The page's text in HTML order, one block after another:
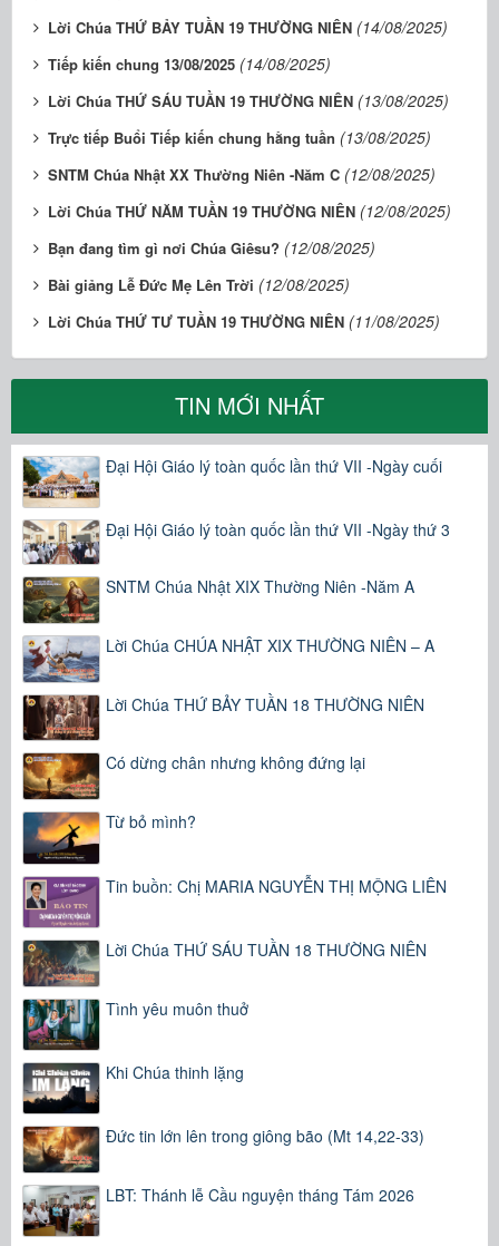
Lời Chúa THỨ BẢY TUẦN 19 THƯỜNG NIÊN (14/08/2025)
Tiếp kiến chung 13/08/2025 (14/08/2025)
Lời Chúa THỨ SÁU TUẦN 19 THƯỜNG NIÊN (13/08/2025)
Trực tiếp Buổi Tiếp kiến chung hằng tuần (13/08/2025)
SNTM Chúa Nhật XX Thường Niên -Năm C (12/08/2025)
Lời Chúa THỨ NĂM TUẦN 19 THƯỜNG NIÊN (12/08/2025)
Bạn đang tìm gì nơi Chúa Giêsu? (12/08/2025)
Bài giảng Lễ Đức Mẹ Lên Trời (12/08/2025)
Lời Chúa THỨ TƯ TUẦN 19 THƯỜNG NIÊN (11/08/2025)
TIN MỚI NHẤT
Đại Hội Giáo lý toàn quốc lần thứ VII -Ngày cuối
Đại Hội Giáo lý toàn quốc lần thứ VII -Ngày thứ 3
SNTM Chúa Nhật XIX Thường Niên -Năm A
Lời Chúa CHÚA NHẬT XIX THƯỜNG NIÊN – A
Lời Chúa THỨ BẢY TUẦN 18 THƯỜNG NIÊN
Có dừng chân nhưng không đứng lại
Từ bỏ mình?
Tin buồn: Chị MARIA NGUYỄN THỊ MỘNG LIÊN
Lời Chúa THỨ SÁU TUẦN 18 THƯỜNG NIÊN
Tình yêu muôn thuở
Khi Chúa thinh lặng
Đức tin lớn lên trong giông bão (Mt 14,22-33)
LBT: Thánh lễ Cầu nguyện tháng Tám 2026